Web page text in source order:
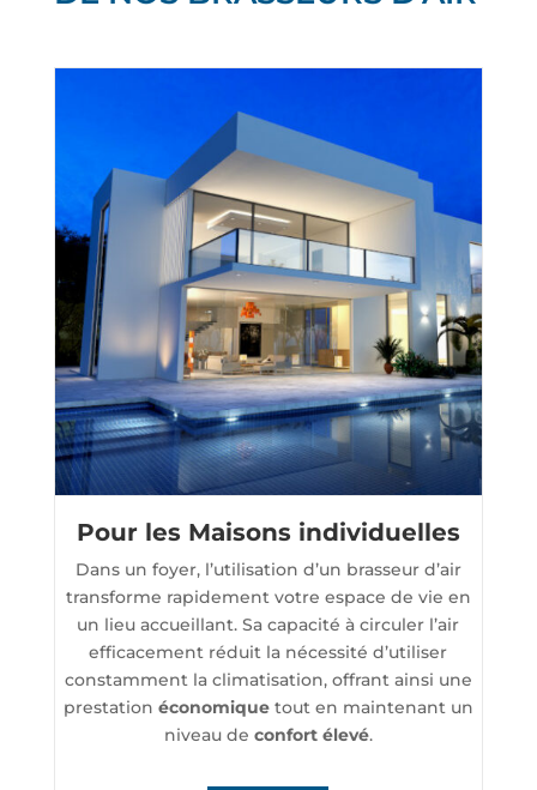
Pour les Maisons individuelles
Dans un foyer, l’utilisation d’un brasseur d’air
transforme rapidement votre espace de vie en
un lieu accueillant. Sa capacité à circuler l’air
efficacement réduit la nécessité d’utiliser
constamment la climatisation, offrant ainsi une
prestation économiquetout en maintenant un
niveau de confort élevé.